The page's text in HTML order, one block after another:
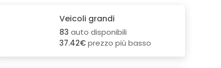
Veicoli grandi
83 auto disponibili
37.42€prezzo più basso